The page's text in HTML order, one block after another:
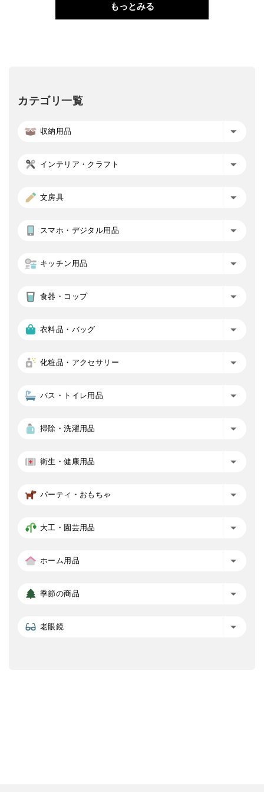
もっとみる
カテゴリ一覧
収納用品
インテリア・クラフト
文房具
スマホ・デジタル用品
キッチン用品
食器・コップ
衣料品・バッグ
化粧品・アクセサリー
バス・トイレ用品
掃除・洗濯用品
衛生・健康用品
パーティ・おもちゃ
大工・園芸用品
ホーム用品
季節の商品
老眼鏡